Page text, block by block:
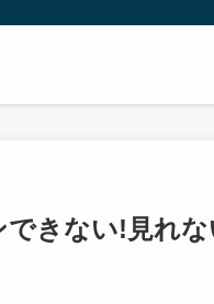
きない!見れ